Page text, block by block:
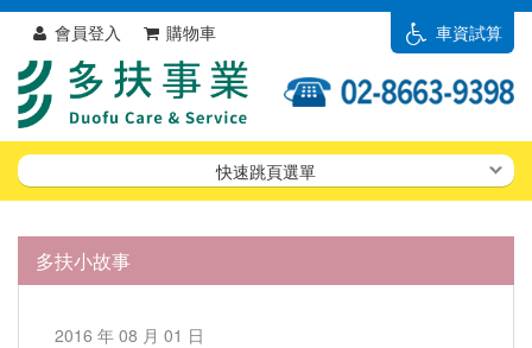
車資試算
會員登入 購物車
快速跳頁選單
多扶小故事
2016 年 08 月 01 日